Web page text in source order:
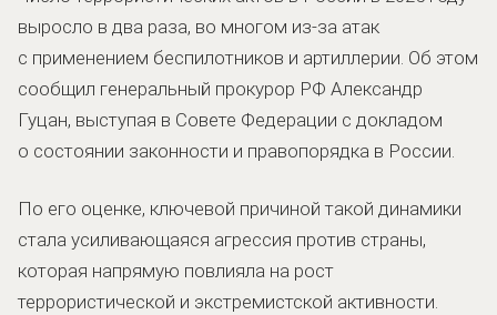
выросло в два раза, во многом из-за атак
с применением беспилотников и артиллерии. Об этом
сообщил генеральный прокурор РФ Александр
Гуцан, выступая в Совете Федерации с докладом
о состоянии законности и правопорядка в России.
По его оценке, ключевой причиной такой динамики
стала усиливающаяся агрессия против страны,
которая напрямую повлияла на рост
террористической и экстремистской активности.